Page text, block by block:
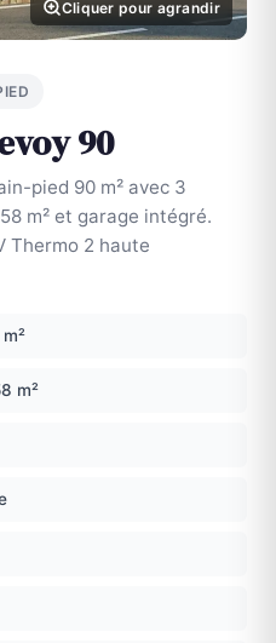
Cliquer pour agrandir
90
pied 90 m² avec 3
m² et garage intégré.
Thermo 2 haute
m²